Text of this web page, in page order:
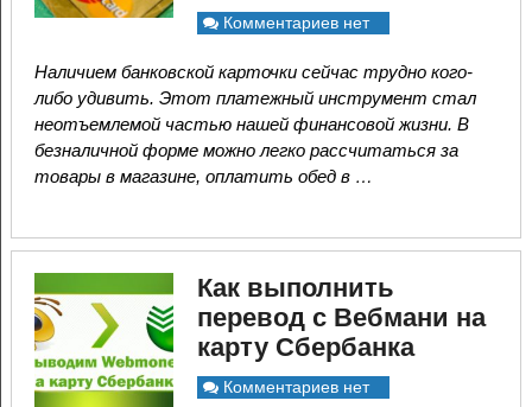
Комментариев нет
Наличием банковской карточки сейчас трудно кого-
либо удивить. Этот платежный инструмент стал
неотъемлемой частью нашей финансовой жизни. В
безналичной форме можно легко рассчитаться за
товары в магазине, оплатить обед в …
Как выполнить
перевод с Вебмани на
карту Сбербанка
Комментариев нет